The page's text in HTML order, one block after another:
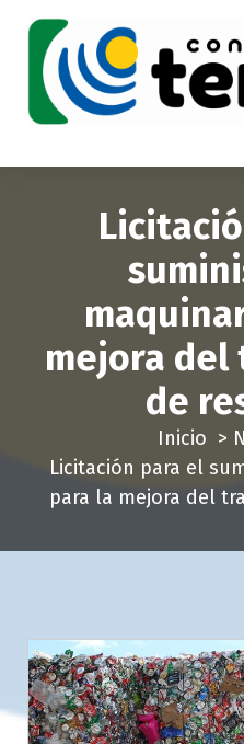
r
mejora
de
Inicio >
Licitación para el
para la mejora del